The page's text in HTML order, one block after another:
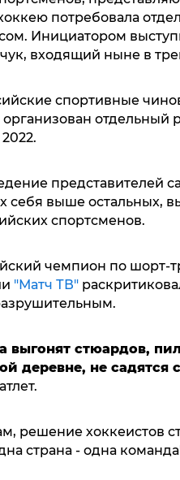
потребовала
Инициатором
входящий ныне в
спортивные
отдельный
представителей
себя выше остальных,
спортсменов.
чемпион по шорт-
"Матч ТВ"
выгонят стюардов,
деревне, не садятся
решение хоккеистов
страна - одна